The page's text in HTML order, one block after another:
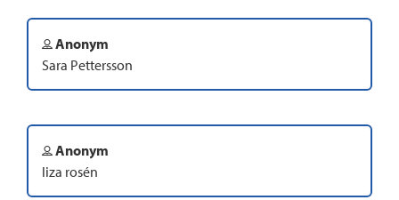
Anonym
Sara Pettersson
Anonym
liza rosén